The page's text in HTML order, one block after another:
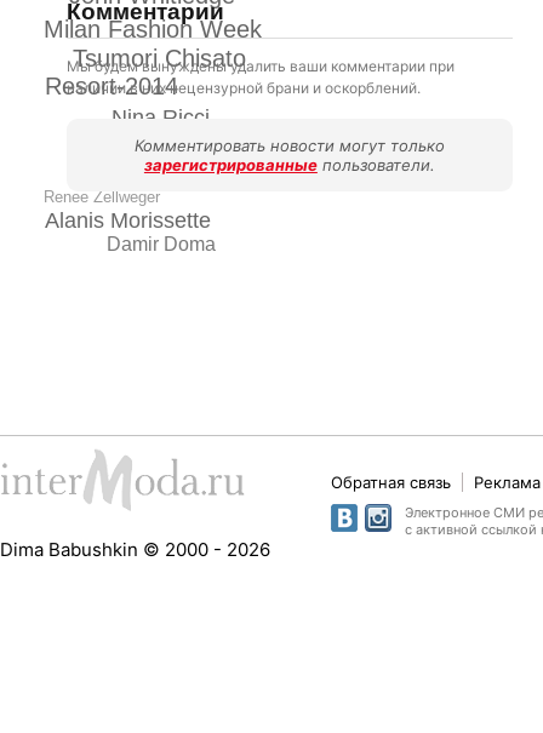
Milan Fashion Week
Tsumori Chisato
Resort-2014
Nina Ricci
Mariano Vivanco
Elie Tahari
Alanis Morissette
Damir Doma
Renеe Zellweger
Комментарии
Мы будем вынуждены удалить ваши комментарии при
наличии в них нецензурной брани и оскорблений.
Комментировать новости могут только
зарегистрированныепользователи.
Dima Babushkin © 2000 - 2026
Обратная связь
Электронное СМИ
с активной ссылкой